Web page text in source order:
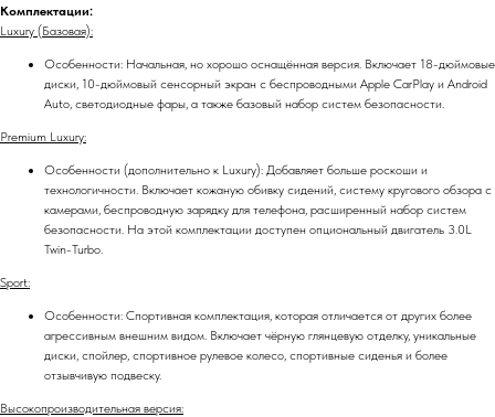
Комплектации:
Luxury (Базовая):
Особенности: Начальная, но хорошо оснащённая версия. Включает 18-дюймовые
диски, 10-дюймовый сенсорный экран с беспроводными Apple CarPlay и Android
Auto, светодиодные фары, а также базовый набор систем безопасности.
Premium Luxury:
Особенности (дополнительно к Luxury): Добавляет больше роскоши и
технологичности. Включает кожаную обивку сидений, систему кругового обзора с
камерами, беспроводную зарядку для телефона, расширенный набор систем
безопасности. На этой комплектации доступен опциональный двигатель 3.0L
Twin-Turbo.
Sport:
Особенности: Спортивная комплектация, которая отличается от других более
агрессивным внешним видом. Включает чёрную глянцевую отделку, уникальные
диски, спойлер, спортивное рулевое колесо, спортивные сиденья и более
отзывчивую подвеску.
Высокопроизводительная версия: